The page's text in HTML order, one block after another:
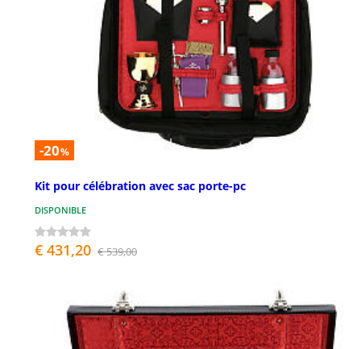
-20%
Kit pour célébration avec sac porte-pc
DISPONIBLE
€ 431,20 € 539,00